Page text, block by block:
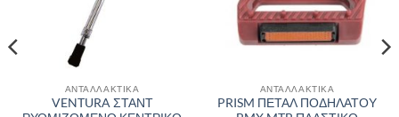
ΑΝΤΑΛΛΑΚΤΙΚΑ
VENTURA ΣΤΑΝΤ
ΑΝΤΑΛΛΑΚΤΙΚΑ
PRISM ΠΕΤΑΛ ΠΟΔΗΛΑΤΟΥ